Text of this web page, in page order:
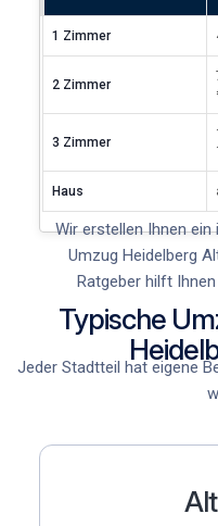
1 Zimmer
2 Zimmer
3 Zimmer
Haus
Wir erstellen Ihnen
Umzug Heidelberg
Ratgeber hilft
Typische
Jeder Stadtteil hat eigene